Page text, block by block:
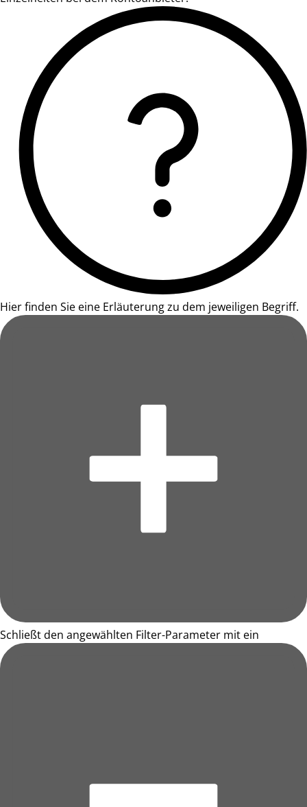
Hier finden Sie eine Erläuterung zu dem jeweiligen Begriff.
Schließt den angewählten Filter-Parameter mit ein